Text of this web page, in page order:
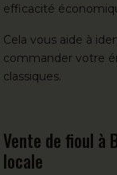
efficacité
Cela vous aide à
commander votre
classiques.
Vente de fioul à
locale